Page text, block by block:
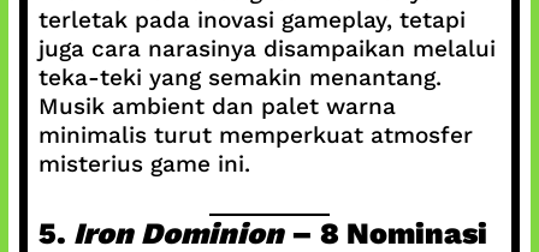
terletak pada inovasi gameplay, tetapi
juga cara narasinya disampaikan melalui
teka-teki yang semakin menantang.
Musik ambient dan palet warna
minimalis turut memperkuat atmosfer
misterius game ini.
5. Iron Dominion– 8 Nominasi